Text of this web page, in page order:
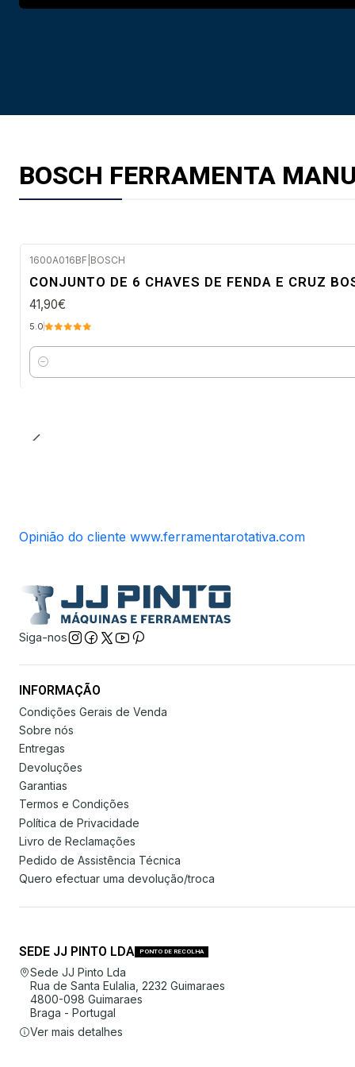
BOSCH FERRAMENTA
1600A016BF BOSCH
CONJUNTO DE 6 CHAVES DE FENDA E CRUZ
41,90€
5.0
Quantidade
Opinião do cliente www.ferramentarotativa.com
Siga-nos
INFORMAÇÃO
Condições Gerais de Venda
Sobre nós
Entregas
Devoluções
Garantias
Termos e Condições
Política de Privacidade
Livro de Reclamações
Pedido de Assistência Técnica
Quero efectuar uma devolução/troca
SEDE JJ PINTO LDA PONTO DE RECOLHA
Sede JJ Pinto Lda
Rua de Santa Eulalia, 2232 Guimaraes
4800-098 Guimaraes
Braga - Portugal
Ver mais detalhes